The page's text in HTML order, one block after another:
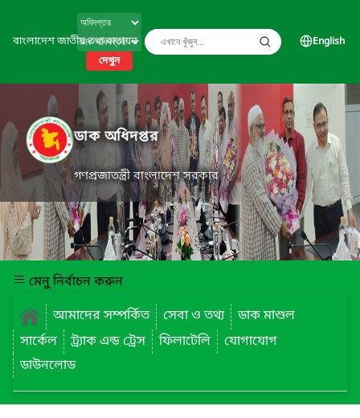
বাংলাদেশ জাতীয় তথ্য বাতায়ন
দেখুন
English
ডাক অধিদপ্তর
গণপ্রজাতন্ত্রী বাংলাদেশ সরকার
মেনু নির্বাচন করুন
আমাদের সম্পর্কিত
সেবা ও তথ্য
ডাক মাশুল
সার্কেল
ট্র্যাক এন্ড ট্রেস ফিলাটেলি
যোগাযোগ
ডাউনলোড